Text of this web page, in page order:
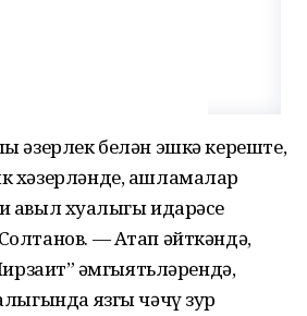
әзерлек белән эшкә кереште,
хәзерләнде, ашламалар
хуҗалыгы идарәсе
— Атап әйткәндә,
җәмгыятьлә­рендә,
язгы чәчү зур